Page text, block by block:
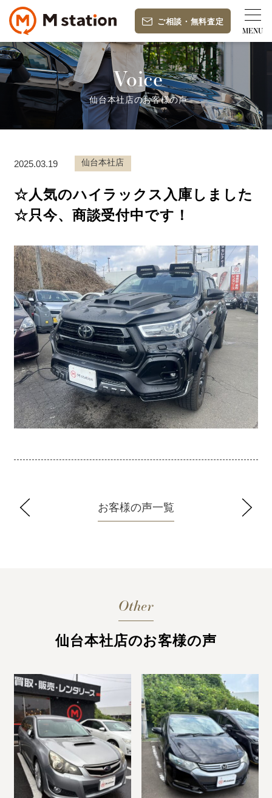
ご相談 ・ 無料査定
Voice
仙台本社店のお客様の声
2025.03.19 仙台本社店
☆人気のハイラックス入庫しました
☆只今、商談受付中です！
お客様の声一覧
Other
仙台本社店のお客様の声